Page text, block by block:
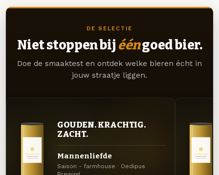
DE SELECTIE
Niet stoppen bij ééngoed bier.
Doe de smaaktest en ontdek welke bieren écht in
jouw straatje liggen.
GOUDEN. KRACHTIG.
ZACHT.
Mannenliefde
Saison - farmhouse · Oedipus